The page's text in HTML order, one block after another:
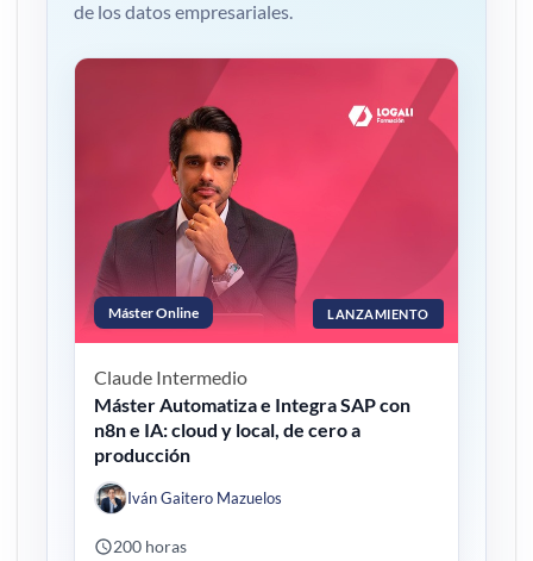
de los datos empresariales.
Máster Online LANZAMIENTO
Claude Intermedio
Máster Automatiza e Integra SAP con
n8n e IA: cloud y local, de cero a
producción
Iván Gaitero Mazuelos
200 horas